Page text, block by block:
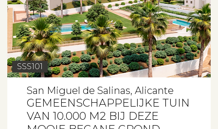
SSS101
San Miguel de Salinas, Alicante
GEMEENSCHAPPELIJKE TUIN
VAN 10.000 M2 BIJ DEZE